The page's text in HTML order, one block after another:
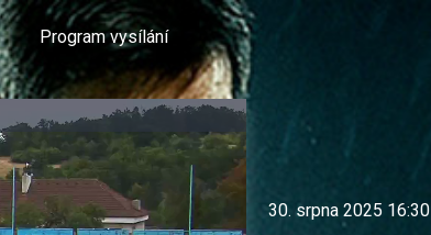
Program vysílání
30. srpna 2025 16:30